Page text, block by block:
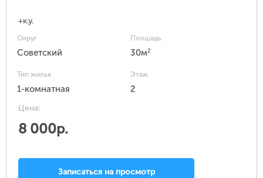
+к.у.
Округ
Советский
Площадь
30м2
Тип жилья
1-комнатная
Этаж
2
Цена:
8 000р.
Записаться на просмотр